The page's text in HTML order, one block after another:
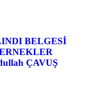
BELGESİ
ÇAVUŞ